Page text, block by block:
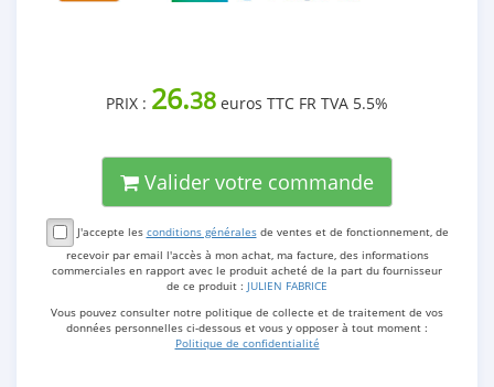
PRIX : 26.38 euros TTC FR TVA 5.5%
Valider votre commande
J'accepte les conditions généralesde ventes et de fonctionnement, de
recevoir par email l'accès à mon achat, ma facture, des informations
commerciales en rapport avec le produit acheté de la part du fournisseur
de ce produit : JULIEN FABRICE
Vous pouvez consulter notre politique de collecte et de traitement de vos
données personnelles ci-dessous et vous y opposer à tout moment :
Politique de confidentialité